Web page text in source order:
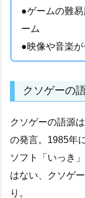
●ゲームの難
ーム
●映像や音楽
クソゲーの
クソゲーの語源
の発言。1985年
ソフト「いっき
はない、クソゲ
り。